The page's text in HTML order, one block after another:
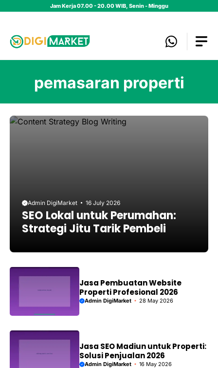
Jam Kerja 07.00 - 20.00 WIB, Senin - Minggu
pemasaran properti
Admin DigiMarket 16 July 2026
SEO Lokal untuk Perumahan:
Strategi Jitu Tarik Pembeli
Jasa Pembuatan Website
Properti Profesional 2026
Admin DigiMarket 28 May 2026
Jasa SEO Madiun untuk Properti:
Solusi Penjualan 2026
Admin DigiMarket 16 May 2026